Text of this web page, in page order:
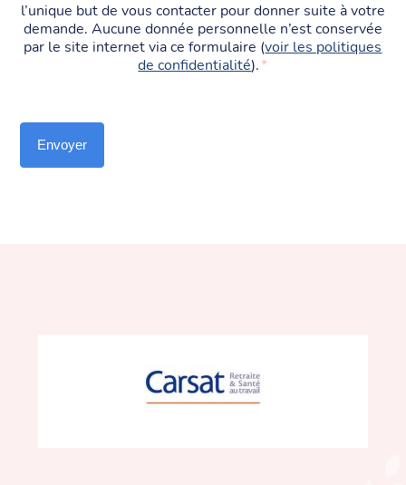
l’unique but de vous contacter pour donner suite à votre
demande. Aucune donnée personnelle n’est conservée
par le site internet via ce formulaire (voir les politiques
de confidentialité).*